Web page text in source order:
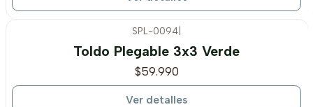
SPL-0094
Toldo Plegable 3x3 Verde
$59.990
Ver detalles